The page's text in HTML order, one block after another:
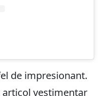
de impresionant.
articol vestimentar